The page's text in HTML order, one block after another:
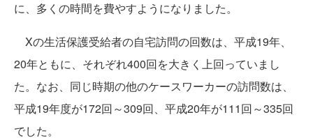
に、多くの時間を費やすようになりました。
Xの生活保護受給者の自宅訪問の回数は、平成19年、
20年ともに、それぞれ400回を大きく上回っていまし
た。なお、同じ時期の他のケースワーカーの訪問数は、
平成19年度が172回～309回、平成20年が111回～335回
でした。